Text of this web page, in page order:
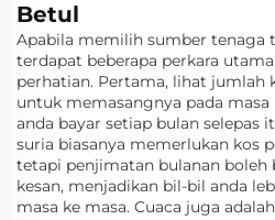
Betul
Apabila memilih sumber tenaga
terdapat beberapa perkara
perhatian. Pertama, lihat jumlah
untuk memasangnya pada
anda bayar setiap bulan selepas
suria biasanya memerlukan kos
tetapi penjimatan bulanan boleh
kesan, menjadikan bil-bil anda
masa ke masa. Cuaca juga